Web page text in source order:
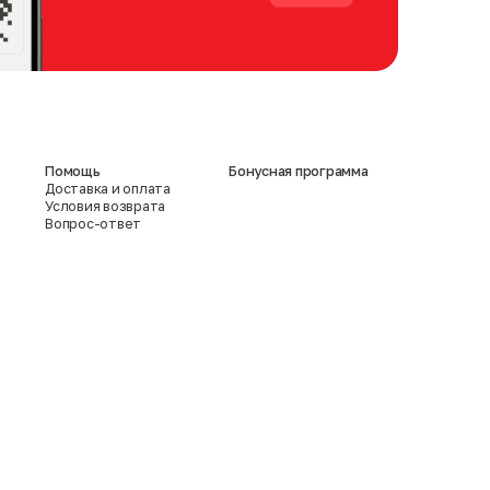
Помощь
Доставка и оплата
Условия возврата
Вопрос-ответ
Бонусная программа